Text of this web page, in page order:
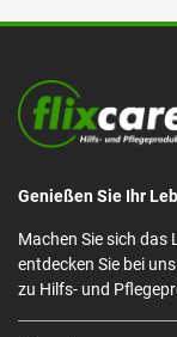
Genießen Sie Ihr
Machen Sie sich das
entdecken Sie bei
zu Hilfs- und